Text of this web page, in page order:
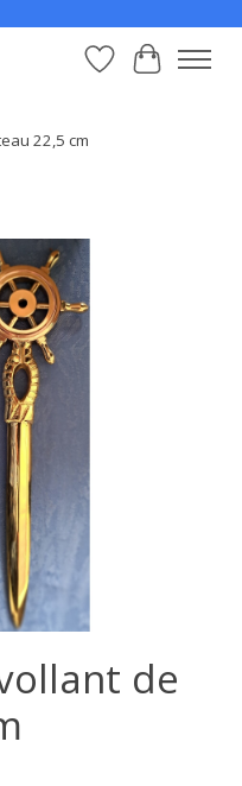
Liste dePanier
22,5 cm
Items
de